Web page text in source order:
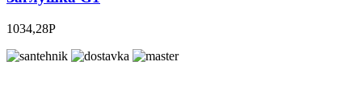
1034,28Р